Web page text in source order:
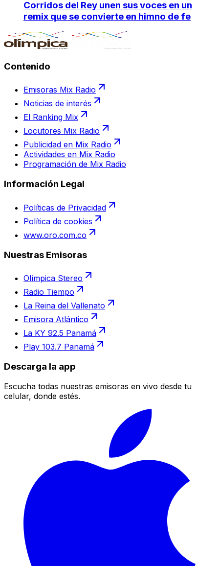
Corridos del Rey unen sus voces en un
remix que se convierte en himno de fe
Contenido
Emisoras Mix Radio
Noticias de interés
El Ranking Mix
Locutores Mix Radio
Publicidad en Mix Radio
Actividades en Mix Radio
Programación de Mix Radio
Información Legal
Políticas de Privacidad
Política de cookies
www.oro.com.co
Nuestras Emisoras
Olímpica Stereo
Radio Tiempo
La Reina del Vallenato
Emisora Atlántico
La KY 92.5 Panamá
Play 103.7 Panamá
Descarga la app
Escucha todas nuestras emisoras en vivo desde tu
celular, donde estés.